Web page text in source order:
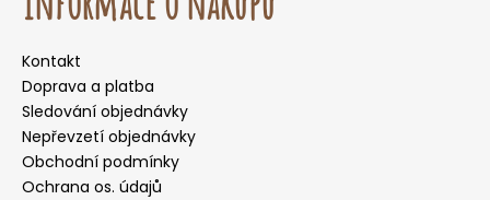
Kontakt
Doprava a platba
Sledování objednávky
Nepřevzetí objednávky
Obchodní podmínky
Ochrana os. údajů